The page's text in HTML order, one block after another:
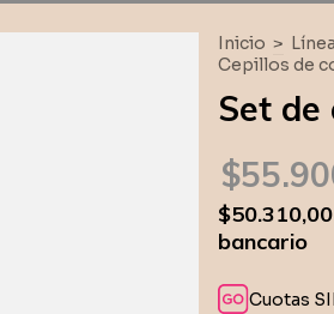
Inicio >
Cepillos de
Set de
$50.310,00
bancario
Cuotas